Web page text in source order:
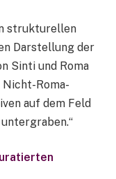
strukturellen
Darstellung der
Sinti und Roma
Roma-
auf dem Feld